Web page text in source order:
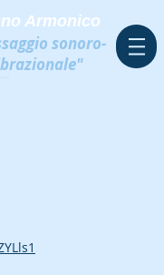
Armonico
sonoro-